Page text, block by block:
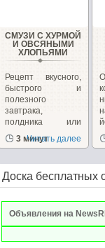
СМУЗИ С ХУРМОЙ
И ОВСЯНЫМИ
ХЛОПЬЯМИ
Рецепт вкусного,
быстрого и
полезного
завтрака,
полдника или
перекуса от
Юлии...
3 минут
Читать далее
Доска бесплатных
Объявления на